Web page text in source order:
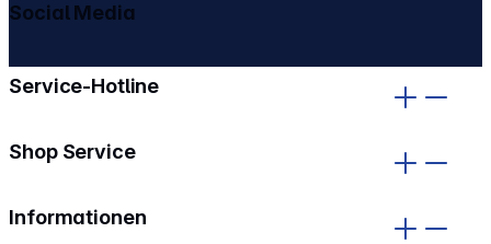
Service-Hotline
Shop Service
Informationen
Social Media